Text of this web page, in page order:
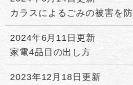
カラスによるごみの被害を
2024年6月11日更新
家電4品目の出し方
2023年12月18日更新